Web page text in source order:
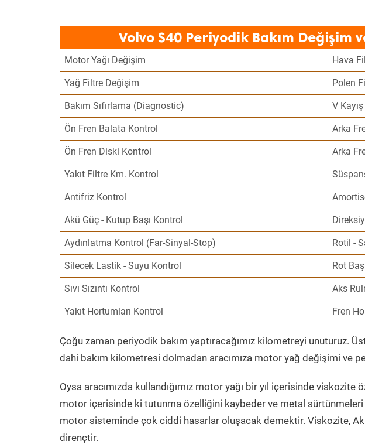
Volvo S40 Periyodik Bakım Değişim
Motor Yağı Değişim Hava
Yağ Filtre Değişim Polen
Bakım Sıfırlama (Diagnostic) V
Ön Fren Balata Kontrol Arka
Ön Fren Diski Kontrol Arka
Yakıt Filtre Km. Kontrol
Antifriz Kontrol
Akü Güç - Kutup Başı Kontrol
Aydınlatma Kontrol (Far-Sinyal-Stop) Rotil -
Silecek Lastik - Suyu Kontrol Rot
Sıvı Sızıntı Kontrol Aks
Yakıt Hortumları Kontrol Fren
Çoğu zaman periyodik bakım yaptıracağımız kilometreyi unuturuz.
dahi bakım kilometresi dolmadan aracımıza motor yağ değişimi ve
Oysa aracımızda kullandığımız motor yağı bir yıl içerisinde
motor içerisinde ki tutunma özelliğini kaybeder ve metal sürtünmeleri
motor sisteminde çok ciddi hasarlar oluşacak demektir. Viskozite,
dirençtir.